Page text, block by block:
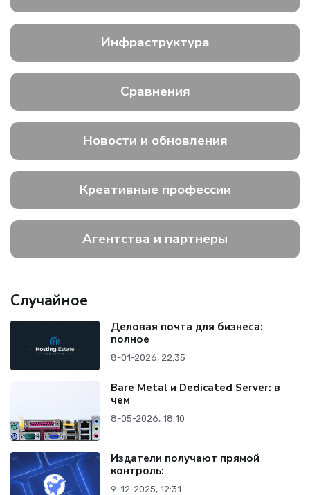
Инфраструктура
Сравнения
Новости и обновления
Креативные профессии
Агентства и партнеры
Случайное
Деловая почта для бизнеса:
полное
8-01-2026, 22:35
Bare Metal и Dedicated Server: в
чем
8-05-2026, 18:10
Издатели получают прямой
контроль:
9-12-2025, 12:31